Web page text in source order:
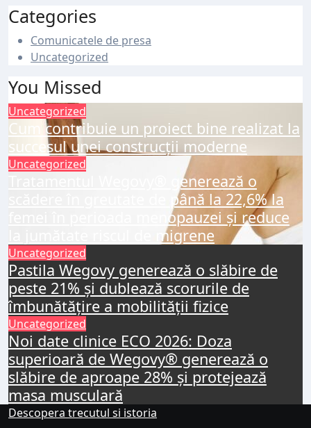
Categories
Comunicatele de presa
Uncategorized
You Missed
Uncategorized
Cum contribuie un proiect bine realizat la
succesul unei construcții moderne
Uncategorized
Tratamentul Wegovy® generează o
scădere în greutate de până la 22,6% la
femei în perioada menopauzei și reduce
la jumătate riscul de migrene
Uncategorized
Pastila Wegovy generează o slăbire de
peste 21% și dublează scorurile de
îmbunătățire a mobilității fizice
Uncategorized
Noi date clinice ECO 2026: Doza
superioară de Wegovy® generează o
slăbire de aproape 28% și protejează
masa musculară
Descopera trecutul si istoria